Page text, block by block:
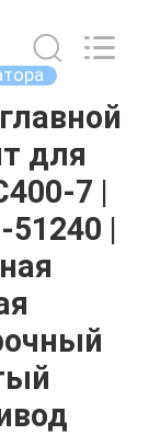
для
7 |
51240 |